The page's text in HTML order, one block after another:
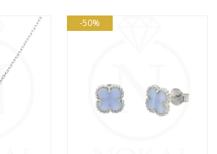
37,99 €.
-50%